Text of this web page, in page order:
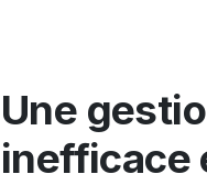
Une
inefficace